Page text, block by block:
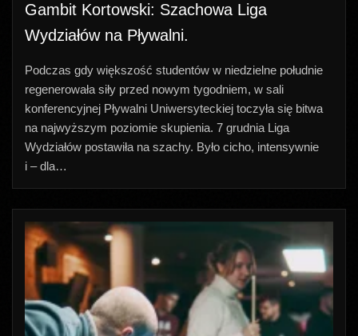
Gambit Kortowski: Szachowa Liga
Wydziałów na Pływalni.
Podczas gdy większość studentów w niedzielne południe
regenerowała siły przed nowym tygodniem, w sali
konferencyjnej Pływalni Uniwersyteckiej toczyła się bitwa
na najwyższym poziomie skupienia. 7 grudnia Liga
Wydziałów postawiła na szachy. Było cicho, intensywnie
i – dla…